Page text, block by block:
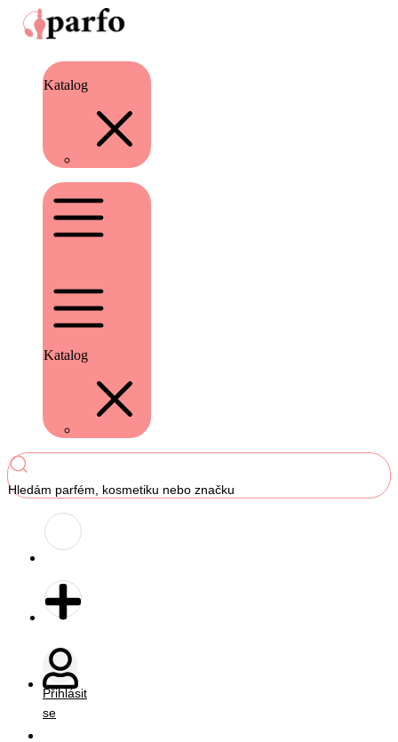
Katalog
Katalog
Hledám parfém, kosmetiku nebo značku
Přihlásit
se